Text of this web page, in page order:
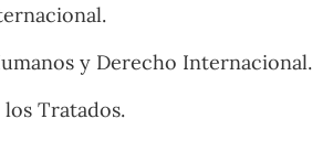
y Derecho Internacional.
Tratados.